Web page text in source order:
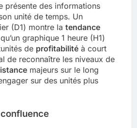
présente des informations
unité de temps. Un
(D1) montre la tendance
graphique 1 heure (H1)
de profitabilité à court
de reconnaître les niveaux de
majeurs sur le long
sur des unités plus